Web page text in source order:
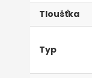
Tloušťka
Typ